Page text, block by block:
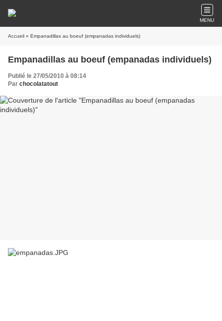
MENU
Accueil » Empanadillas au boeuf (empanadas individuels)
Empanadillas au boeuf (empanadas individuels)
Publié le 27/05/2010 à 08:14
Par chocolatatout